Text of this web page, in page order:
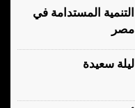
التنمية المستدامة في
مصر
ليلة سعيدة